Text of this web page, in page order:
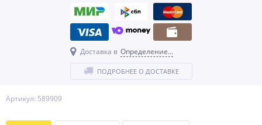
Артикул: 589909
Доставка в Определение...
ПОДРОБНЕЕ О ДОСТАВКЕ